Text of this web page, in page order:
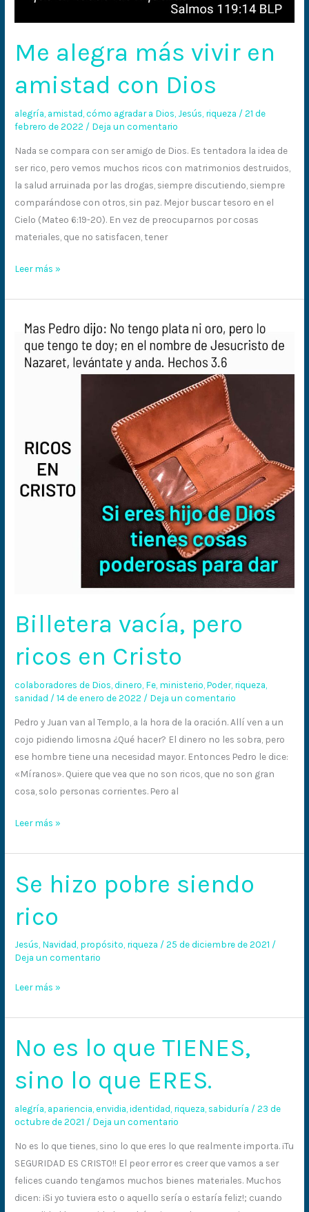
Me alegra más vivir en
amistad con Dios
alegría amistad ,cómo agradar a Dios Jesús riqueza /21 de
febrero de 2022 / Deja un comentario
Nada se compara con ser amigo de Dios. Es tentadora la idea de
ser rico, pero vemos muchos ricos con matrimonios destruidos,
la salud arruinada por las drogas, siempre discutiendo, siempre
comparándose con otros, sin paz. Mejor buscar tesoro en el
Cielo (Mateo 6:19-20). En vez de preocuparnos por cosas
materiales, que no satisfacen, tener
Leer más »
Billetera vacía, pero
ricos en Cristo
colaboradores de Dios ,dinero Fe ministerio ,Poder, riqueza
sanidad /14 de enero de 2022 / Deja un comentario
Pedro y Juan van al Templo, a la hora de la oración. Allí ven a un
cojo pidiendo limosna ¿Qué hacer? El dinero no les sobra, pero
ese hombre tiene una necesidad mayor. Entonces Pedro le dice:
«Míranos». Quiere que vea que no son ricos, que no son gran
cosa, solo personas corrientes. Pero al
Billetera
pero
Leer más »
Se hizo pobre siendo
rico
Jesús Navidad propósito riqueza /25 de diciembre de 2021 /
Deja un comentario
Se
hizo
pobre
siendo
rico
Leer más »
No es lo que TIENES,
sino lo que ERES.
alegría apariencia ,envidia ,identidad riqueza sabiduría /23 de
octubre de 2021 / Deja un comentario
No es lo que tienes, sino lo que eres lo que realmente importa. ¡Tu
SEGURIDAD ES CRISTO!! El peor error es creer que vamos a ser
felices cuando tengamos muchos bienes materiales. Muchos
dicen: ¡Si yo tuviera esto o aquello sería o estaría feliz!; cuando
No
es
lo
que
TIENES,
sino
lo
que
ERES.